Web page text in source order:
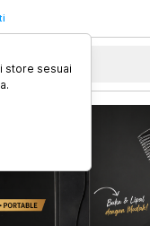
store sesuai